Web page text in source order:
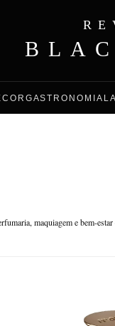
GASTRONOMIA
maquiagem e bem-